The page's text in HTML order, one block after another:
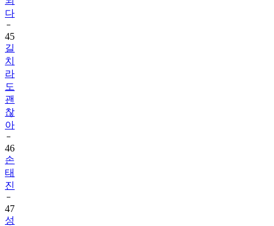
다
45
길
치
라
도
괜
찮
아
46
손
태
진
47
성